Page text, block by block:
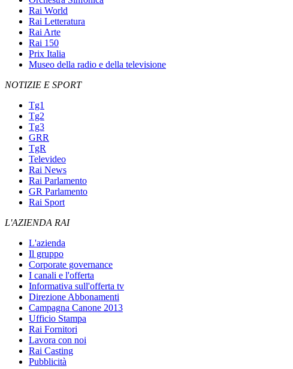
Rai World
Rai Letteratura
Rai Arte
Rai 150
Prix Italia
Museo della radio e della televisione
NOTIZIE E SPORT
Tg1
Tg2
Tg3
GRR
TgR
Televideo
Rai News
Rai Parlamento
GR Parlamento
Rai Sport
L'AZIENDA RAI
L'azienda
Il gruppo
Corporate governance
I canali e l'offerta
Informativa sull'offerta tv
Direzione Abbonamenti
Campagna Canone 2013
Ufficio Stampa
Rai Fornitori
Lavora con noi
Rai Casting
Pubblicità